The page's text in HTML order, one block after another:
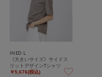
INED L
《大きいサイズ》サイドス
リットデザインTシャツ
￥5,676(税込)